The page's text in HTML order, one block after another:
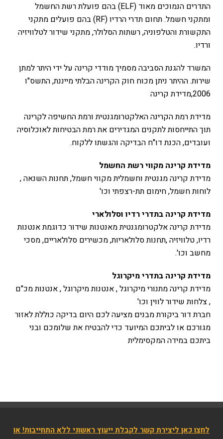
התדרים הנמוכים מאוד (ELF) בהם פועלת רשת החשמל
ומתקני חשמל. תחום תדרי הרדיו (RF) בהם פועלים מתקני
התקשורת והטלפוניה, רשתות הסלולר, מתקני שידור לטלוויזיה
ורדיו.
המשרד להגנת הסביבה מסמיך מודדי קרינה על ידי היתר למתן
שירות. ההיתר ניתן מכוח חוק הקרינה הבלתי מייננת, התשס"ו
2006,מדידת קרינה
מדידת רמת הקרינה האלקטרומגנטית ורמת החשיפה לקרינה
תוך התייחסות לתקנים המגדירים את רמת הבטיחות לאוכלוסיה
ועובדים, הכנת דו"ח הבדיקה והגשתו ללקוח.
מדידת קרינה מקווי רשת החשמל
מדידת קרינה מגנטית וחשמלית מקווי חשמל, תחנות השנאה ,
לוחות חשמל, חימום תת-רצפתי וכו'
מדידת קרינה בתדרי רדיו וסלולארי
מדידת קרינה אלקטרומגנטית מאנטנות שידור כדוגמת אנטנות
רדיו, טלוויזיה ,תחנות סלולאריות, מכשירים סלולאריים, מסכי
מחשב וכו'.
מדידת קרינה בתדרי מיקרוגל
מדידת קרינה מתנורי מיקרוגל , אנטנות מיקרוגל , אנטנות מכ"ם
, צלחות שידור לווין וכו'
חברת דור ביקורת מבנים מציעה לכם היום בדיקה כוללת לאזור
מגורכם או לביתכם המיועד כדי להבטיח את שלומכם ובני
ביתכם במידה המקסימלית
לחצו כאן ליצירת קשר לקבלת ייעוץ ראשוני ללא התחייבות! או